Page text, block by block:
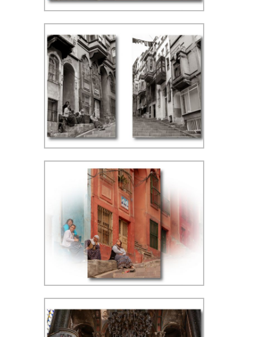
35 mm, WB schaduw
Kumkapi - ISO 400, f/8 1/200 sec,
60 mm, WB schaduw
Kumkapi - ISO 400, f/8 1/200 sec,
42 mm, WB schaduw (links), ISO
400, f/8 1/200 sec, 59 mm, WB
schaduw (rechts)